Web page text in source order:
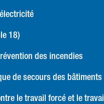
18)
des incendies
de secours des bâtiments
le travail forcé et le travail